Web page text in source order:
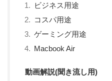
ビジネス用途
コスパ用途
ゲーミング用途
Macbook Air
動画解説(聞き流し用)